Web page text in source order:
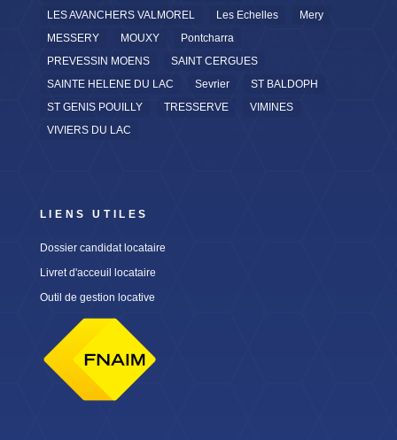
LES AVANCHERS VALMOREL
Les Echelles
Mery
MESSERY
MOUXY
Pontcharra
PREVESSIN MOENS
SAINT CERGUES
SAINTE HELENE DU LAC
Sevrier
ST BALDOPH
ST GENIS POUILLY
TRESSERVE
VIMINES
VIVIERS DU LAC
LIENS UTILES
Dossier candidat locataire
Livret d'acceuil locataire
Outil de gestion locative